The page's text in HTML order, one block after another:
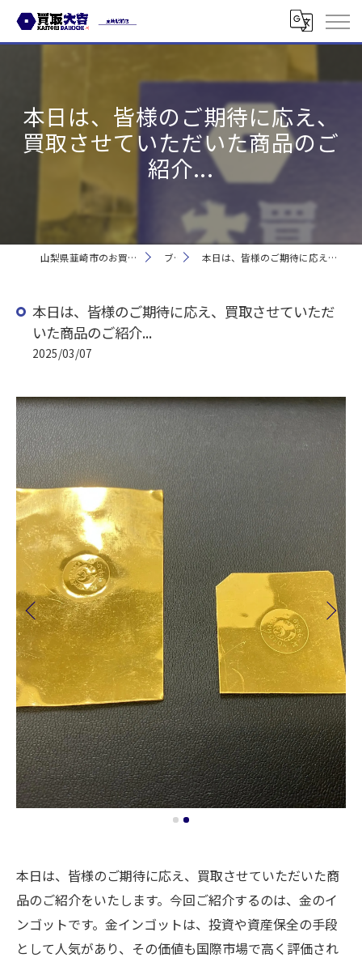
本日は、皆様のご期待に応え、
買取させていただいた商品のご
紹介...
山梨県韮崎市のお買取なら買取大吉 韮崎駅前店 ブログ 本日は、皆様のご期待に応え、買取させていただいた商品のご紹介...
本日は、皆様のご期待に応え、買取させていただ
いた商品のご紹介...
2025/03/07
本日は、皆様のご期待に応え、買取させていただいた商
品のご紹介をいたします。今回ご紹介するのは、金のイ
ンゴットです。金インゴットは、投資や資産保全の手段
として人気があり、その価値も国際市場で高く評価され